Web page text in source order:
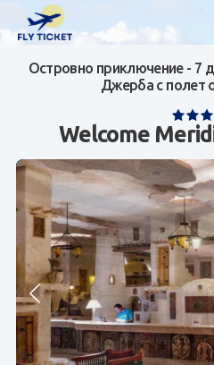
Почивки от Варна
Почивки от София/
Самолетни билети
Визи
Контакти
За нас
Островно приключение - 7
Джерба с полет
Welcome